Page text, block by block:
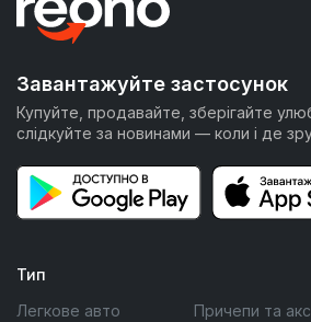
Завантажуйте застосунок
Купуйте, продавайте, зберігайте
слідкуйте за новинами — коли і де
Тип
Легкове авто
Причепи та